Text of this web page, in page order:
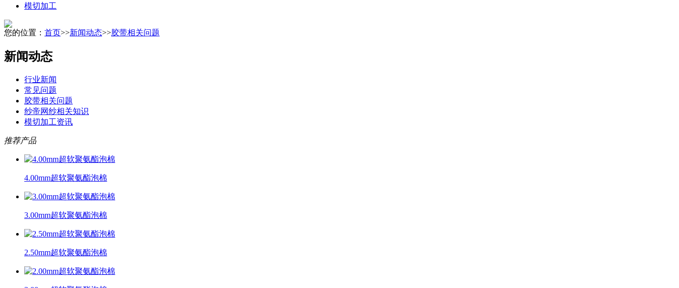
模切加工
您的位置： 首页>>新闻动态>>胶带相关问题
新闻动态
行业新闻
常见问题
胶带相关问题
纱帝网纱相关知识
模切加工资讯
推荐产品
4.00mm超软聚氨酯泡棉
3.00mm超软聚氨酯泡棉
2.50mm超软聚氨酯泡棉